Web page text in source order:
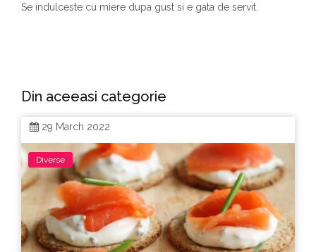
Se indulceste cu miere dupa gust si e gata de servit.
Din aceeasi categorie
29 March 2022
Diverse